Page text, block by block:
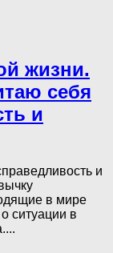
жизни.
себя
и
и
в мире
ситуации в